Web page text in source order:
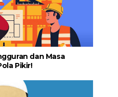
dan Masa
Pikir!